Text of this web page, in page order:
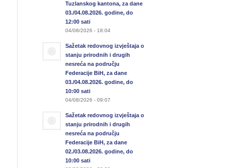
Tuzlanskog kantona, za dane
03./04.08.2026. godine, do
12:00 sati
04/08/2026 - 18:04
Sažetak redovnog izvještaja o
stanju prirodnih i drugih
nesreća na području
Federacije BiH, za dane
03./04.08.2026. godine, do
10:00 sati
04/08/2026 - 09:07
Sažetak redovnog izvještaja o
stanju prirodnih i drugih
nesreća na području
Federacije BiH, za dane
02./03.08.2026. godine, do
10:00 sati